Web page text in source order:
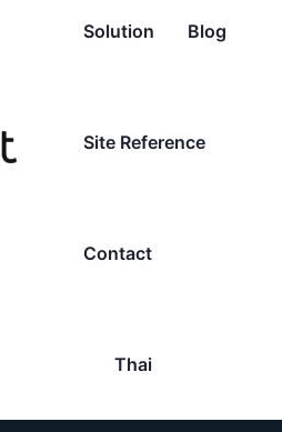
Solution Blog
Site Reference
Contact
Thai